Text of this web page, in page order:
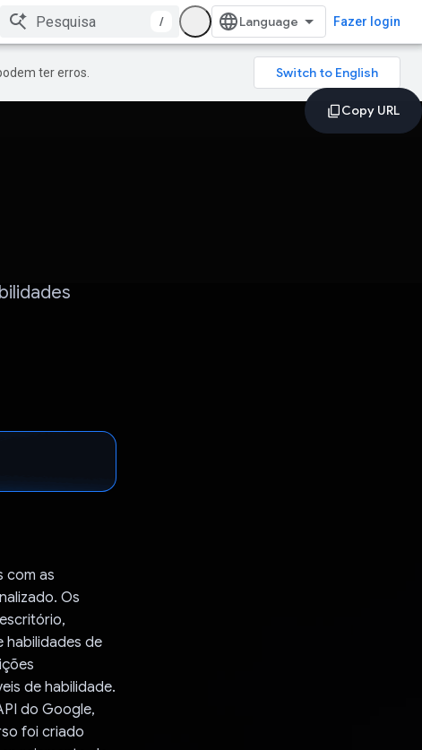
/ Fazer login
ter erros.
com as
Os
habilidades de
de habilidade.
do Google,
foi criado